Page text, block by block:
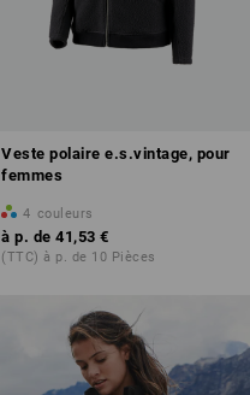
Veste polaire e.s.vintage, pour
femmes
4 couleurs
à p. de 41,53 €
(TTC) à p. de 10 Pièces